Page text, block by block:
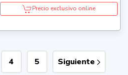
Precio exclusivo online
4 5 Siguiente